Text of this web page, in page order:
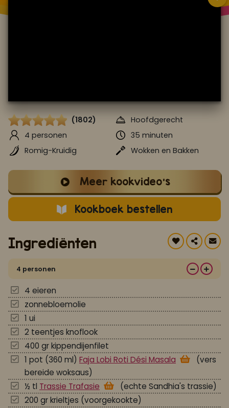
Ofklik hierom je aan te melden voor Mijn Kookboek.
(1802)
Hoofdgerecht
4 personen
35 minuten
Romig-Kruidig
Wokken en Bakken
Meer kookvideo's
Kookboek bestellen
Ingrediënten
4 personen
4 eieren
zonnebloemolie
1 ui
2 teentjes knoflook
400 gr kippendijenfilet
1 pot (360 ml) Faja Lobi Roti Dési Masala
(vers
bereide woksaus)
½ tl Trassie Trafasie
(echte Sandhia's trassie)
200 gr krieltjes (voorgekookte)